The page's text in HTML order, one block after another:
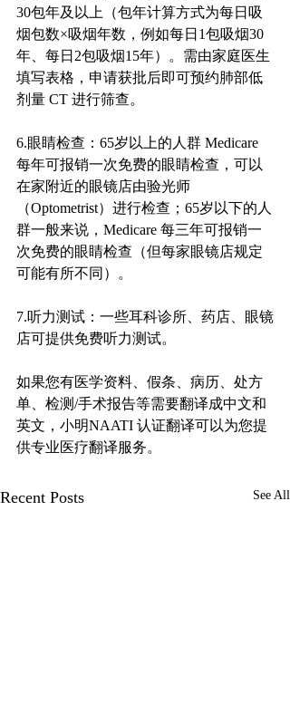
30包年及以上（包年计算方式为每日吸
烟包数×吸烟年数，例如每日1包吸烟30
年、每日2包吸烟15年）。需由家庭医生
填写表格，申请获批后即可预约肺部低
剂量 CT 进行筛查。
6.眼睛检查：65岁以上的人群 Medicare
每年可报销一次免费的眼睛检查，可以
在家附近的眼镜店由验光师
（Optometrist）进行检查；65岁以下的人
群一般来说，Medicare 每三年可报销一
次免费的眼睛检查（但每家眼镜店规定
可能有所不同）。
7.听力测试：一些耳科诊所、药店、眼镜
店可提供免费听力测试。
如果您有医学资料、假条、病历、处方
单、检测/手术报告等需要翻译成中文和
英文，小明NAATI 认证翻译可以为您提
供专业医疗翻译服务。
Recent Posts See All